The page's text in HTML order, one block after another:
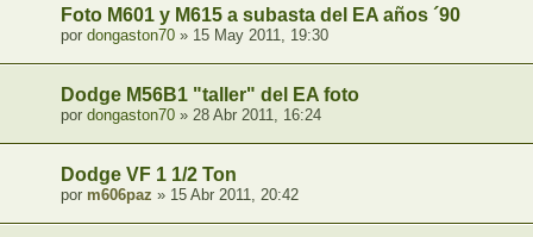
Foto M601 y M615 a subasta del EA años ´90
por dongaston70 » 15 May 2011, 19:30
Dodge M56B1 "taller" del EA foto
por dongaston70 » 28 Abr 2011, 16:24
Dodge VF 1 1/2 Ton
por m606paz » 15 Abr 2011, 20:42